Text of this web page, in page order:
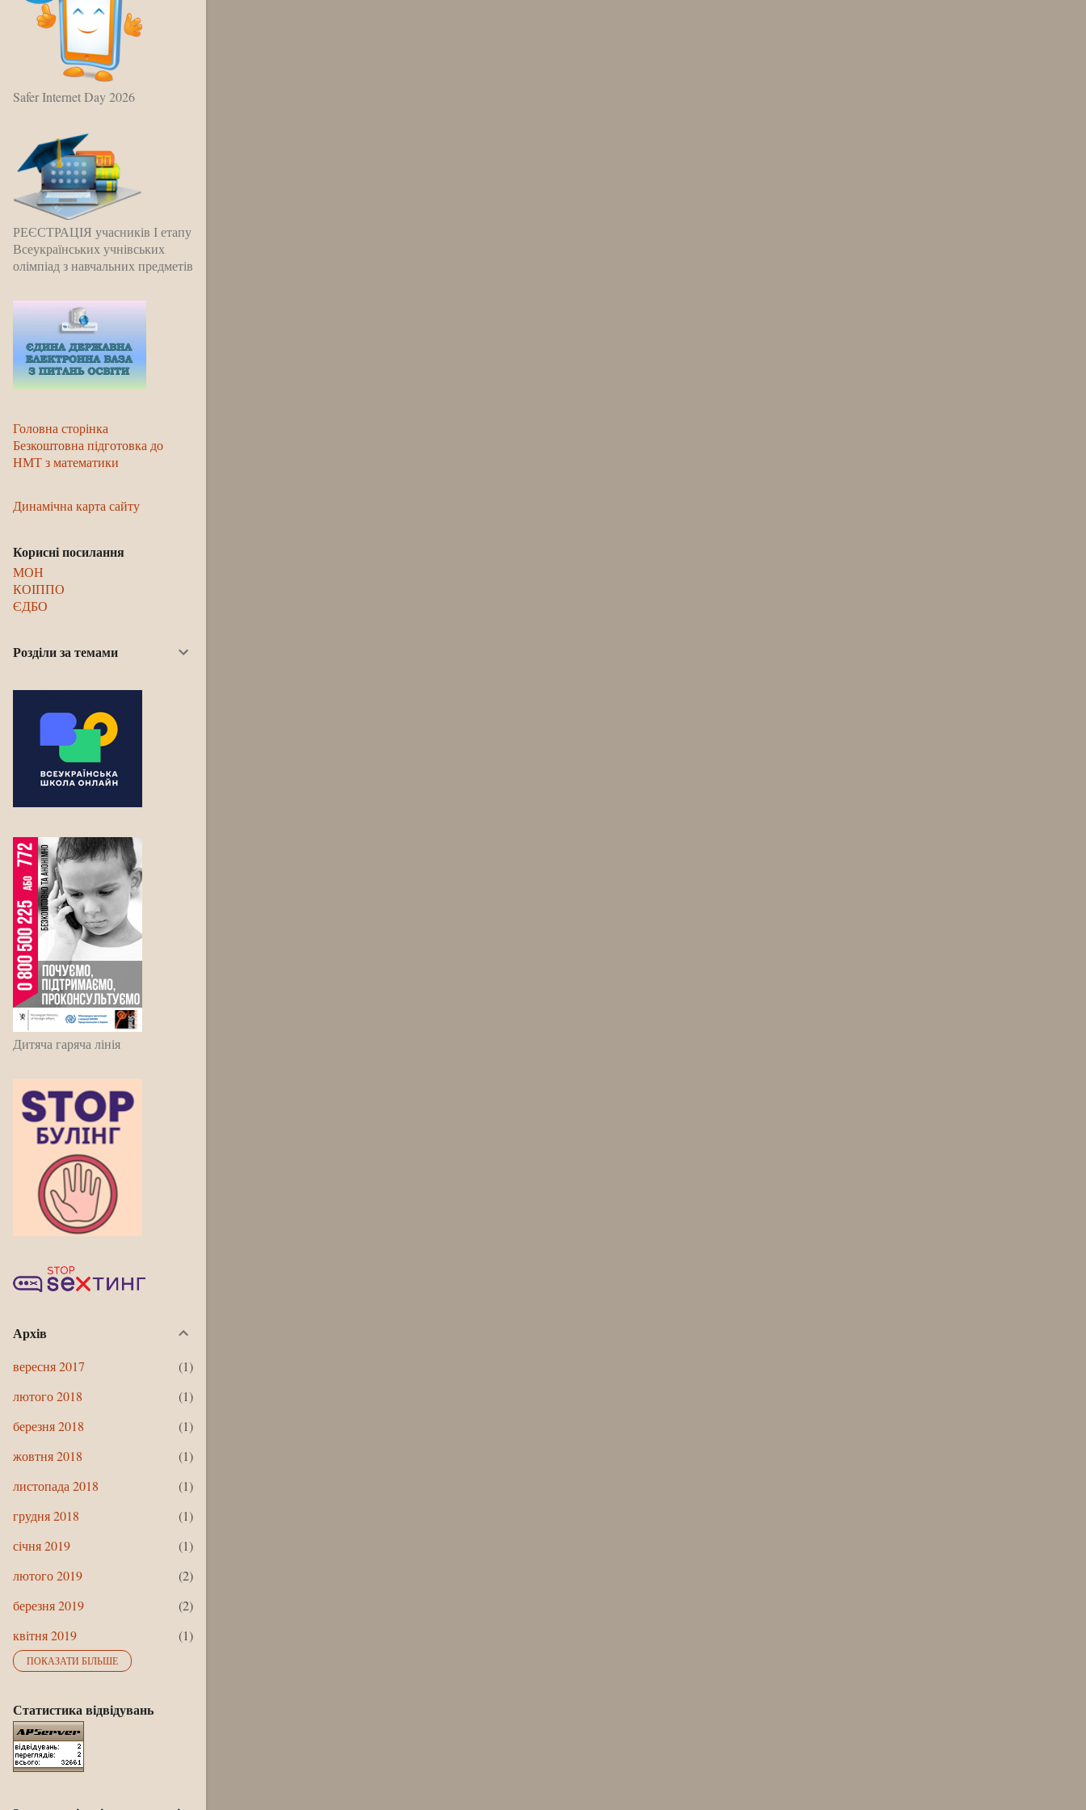
Safer Internet Day 2026
РЕЄСТРАЦІЯ учасників І етапу
Всеукраїнських учнівських
олімпіад з навчальних предметів
Головна сторінка
Безкоштовна підготовка до
НМТ з математики
Динамічна карта сайту
Корисні посилання
МОН
КОІППО
ЄДБО
Розділи за темами
Дитяча гаряча лінія
Архів
вересня 2017
1
лютого 2018
1
березня 2018
1
жовтня 2018
1
листопада 2018
1
грудня 2018
1
січня 2019
1
лютого 2019
2
березня 2019
2
квітня 2019
1
травня 2019
вересня 2019
жовтня 2019
ПОКАЗАТИ БІЛЬШЕ
Статистика відвідувань